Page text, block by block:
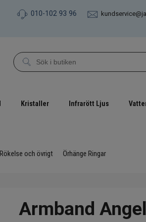
010-102 93 96
Kristaller Infrarött Ljus
Rökelse och övrigt Örhänge Ringar
Armband